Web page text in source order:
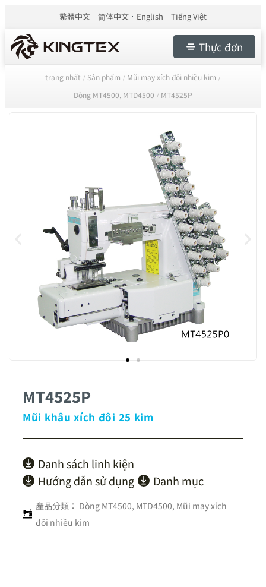
繁體中文 简体中文 English Tiếng Việt
Thực đơn
trang nhất / Sản phẩm / Mũi may xích đôi nhiều kim /
Dòng MT4500, MTD4500 / MT4525P
MT4525P
Mũi khâu xích đôi 25 kim
Danh sách linh kiện
Hướng dẫn sử dụng
Danh mục
產品分類： Dòng MT4500, MTD4500, Mũi may xích
đôi nhiều kim